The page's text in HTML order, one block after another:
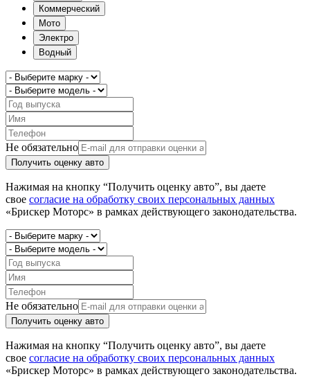
Коммерческий
Мото
Электро
Водный
Не обязательно
Получить оценку авто
Нажимая на кнопку “Получить оценку авто”, вы даете
свое согласие на обработку своих персональных данных
«Брискер Моторс» в рамках действующего законодательства.
Не обязательно
Получить оценку авто
Нажимая на кнопку “Получить оценку авто”, вы даете
свое согласие на обработку своих персональных данных
«Брискер Моторс» в рамках действующего законодательства.